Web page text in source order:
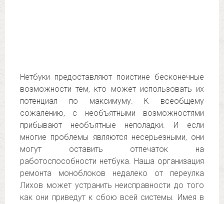
Нетбуки предоставляют поистине бесконечные
возможности тем, кто может использовать их
потенциал по максимуму. К всеобщему
сожалению, с необъятными возможностями
прибывают необъятные неполадки. И если
многие проблемы являются несерьезными, они
могут оставить отпечаток на
работоспособности нетбука. Наша организация
ремонта моноблоков недалеко от переулка
Лихов может устранить неисправности до того
как они приведут к сбою всей системы. Имея в